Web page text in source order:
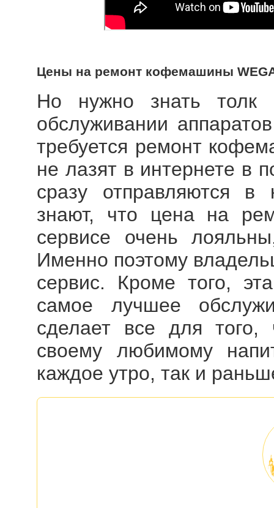
Цены на ремонт кофемашины
Но нужно знать
обслуживании
требуется ремонт
не лазят в интернете в
сразу отправляются
знают, что цена на
сервисе очень
Именно поэтому
сервис. Кроме того,
самое лучшее
сделает все для
своему любимому
каждое утро, так и